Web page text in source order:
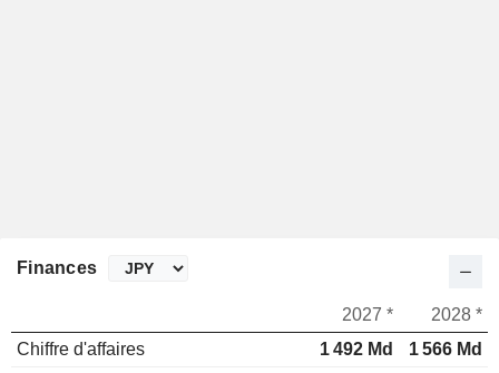
Finances
2027 *
2028 *
Chiffre d'affaires
1 492 Md
1 566 Md